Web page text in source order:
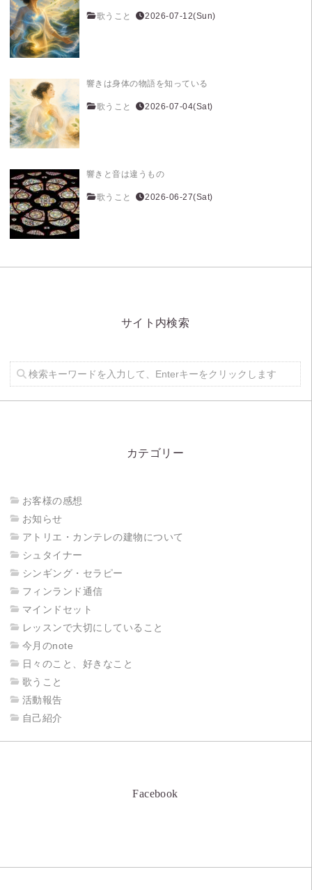
歌うこと 2026-07-12(Sun)
響きは身体の物語を知っている
歌うこと 2026-07-04(Sat)
響きと音は違うもの
歌うこと 2026-06-27(Sat)
サイト内検索
カテゴリー
お客様の感想
お知らせ
アトリエ・カンテレの建物について
シュタイナー
シンギング・セラピー
フィンランド通信
マインドセット
レッスンで大切にしていること
今月のnote
日々のこと、好きなこと
歌うこと
活動報告
自己紹介
Facebook